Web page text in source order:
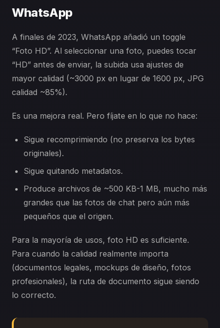
WhatsApp
A finales de 2023, WhatsApp añadió un toggle
“Foto HD”. Al seleccionar una foto, puedes tocar
“HD” antes de enviar, la subida usa ajustes de
mayor calidad (~3000 px en lugar de 1600 px, JPG
calidad ~85%).
Es una mejora real. Pero fíjate en lo que no hace:
Sigue recomprimiendo (no preserva los bytes
originales).
Sigue quitando metadatos.
Produce archivos de ~500 KB-1 MB, mucho más
grandes que las fotos de chat pero aún más
pequeños que el origen.
Para la mayoría de usos, foto HD es suficiente.
Para cuando la calidad realmente importa
(documentos legales, mockups de diseño, fotos
profesionales), la ruta de documento sigue siendo
lo correcto.